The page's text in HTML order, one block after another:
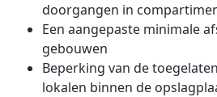
doorgangen in
Een aangepaste minimale
gebouwen
Beperking van de
lokalen binnen de